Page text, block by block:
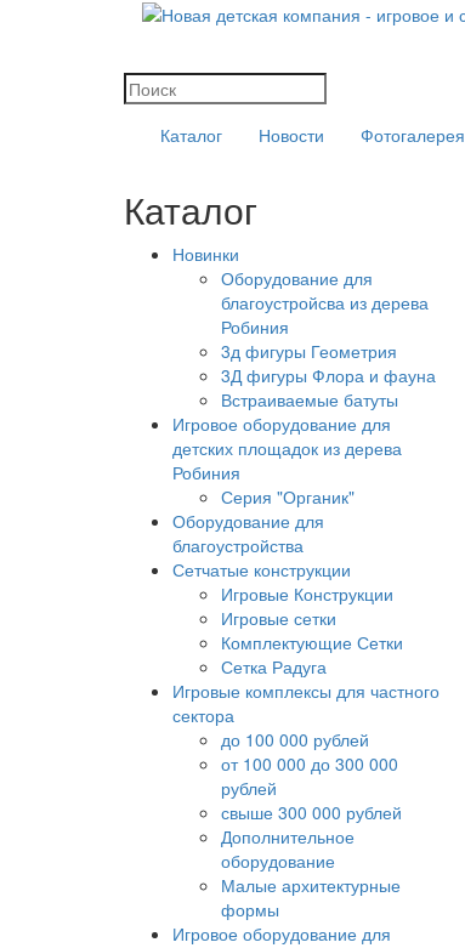
Каталог Новости Фотогалерея
Каталог
Новинки
Оборудование для
благоустройсва из дерева
Робиния
3д фигуры Геометрия
3Д фигуры Флора и фауна
Встраиваемые батуты
Игровое оборудование для
детских площадок из дерева
Робиния
Серия "Органик"
Оборудование для
благоустройства
Сетчатые конструкции
Игровые Конструкции
Игровые сетки
Комплектующие Сетки
Сетка Радуга
Игровые комплексы для частного
сектора
до 100 000 рублей
от 100 000 до 300 000
рублей
свыше 300 000 рублей
Дополнительное
оборудование
Малые архитектурные
формы
Игровое оборудование для